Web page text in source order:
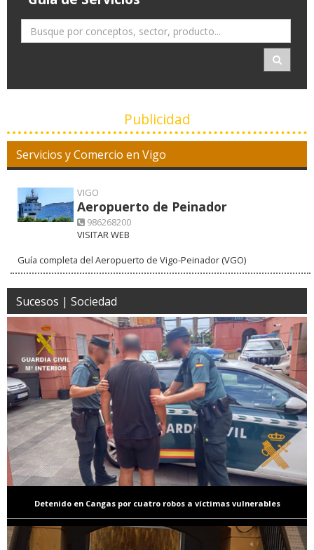
Publicidad
Servicios y Comercio en Vigo
VIGO
Aeropuerto de Peinador
986268200
VISITAR WEB
Guía completa del Aeropuerto de Vigo-Peinador (VGO)
Sucesos | Sociedad
Detenido en Cangas por cuatro robos a víctimas vulnerables